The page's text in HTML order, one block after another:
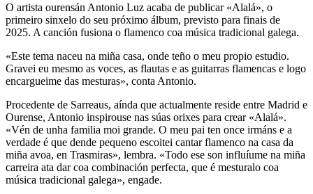
O artista ourensán Antonio Luz acaba de publicar «Alalá», o
primeiro sinxelo do seu próximo álbum, previsto para finais de
2025. A canción fusiona o flamenco coa música tradicional galega.
«Este tema naceu na miña casa, onde teño o meu propio estudio.
Gravei eu mesmo as voces, as flautas e as guitarras flamencas e logo
encargueime das mesturas», conta Antonio.
Procedente de Sarreaus, aínda que actualmente reside entre Madrid e
Ourense, Antonio inspirouse nas súas orixes para crear «Alalá».
«Vén de unha familia moi grande. O meu pai ten once irmáns e a
verdade é que dende pequeno escoitei cantar flamenco na casa da
miña avoa, en Trasmiras», lembra. «Todo ese son influíume na miña
carreira ata dar coa combinación perfecta, que é mesturalo coa
música tradicional galega», engade.